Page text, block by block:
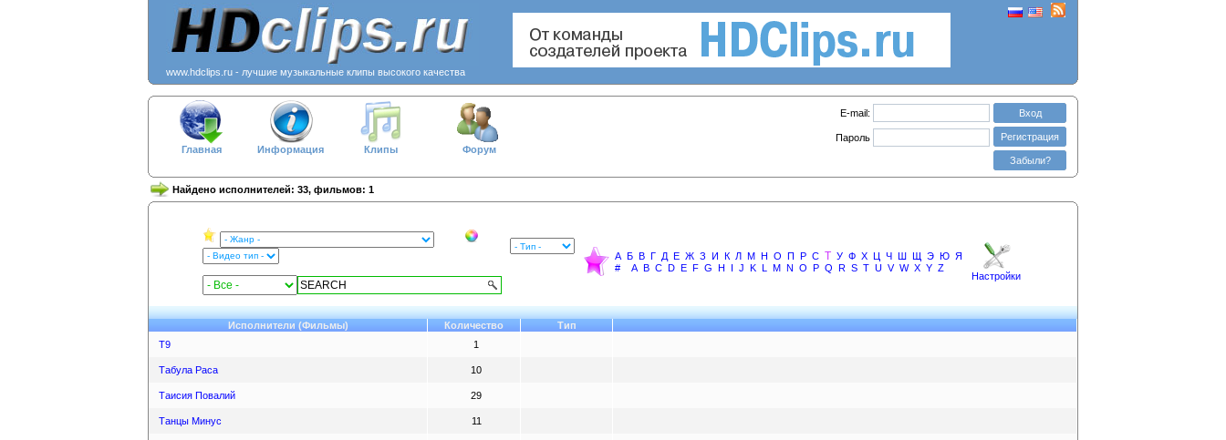
www.hdclips.ru - лучшие музыкальные клипы высокого качества
Главная Информация Клипы Форум
E-mail: Вход
Пароль Регистрация
Забыли?
Найдено исполнителей: 33, фильмов: 1
А Б В Г Д Е Ж З И К Л М Н О П Р С Т У Ф Х Ц Ч Ш Щ Э Ю Я
#
A B C D E F G H I J K L M N O P Q R S T U V W X Y Z
Настройки
Исполнители (Фильмы) Количество
Тип
Т9
1
Табула Раса 10
Таисия Повалий 29
Танцы Минус 11